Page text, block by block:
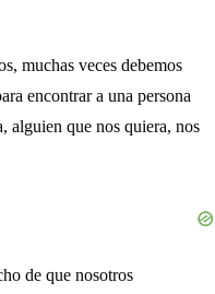
muchas veces debemos
encontrar a una persona
alguien que nos quiera, nos
de que nosotros